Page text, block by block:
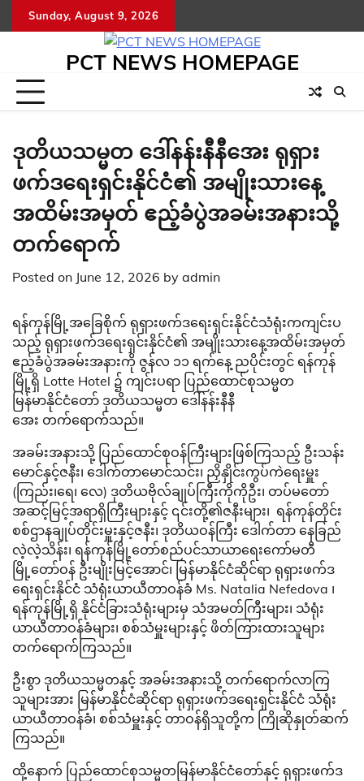
to
Sunday, August 9, 2026
PCT NEWS HOMEPAGE
ဒုတိယသမ္မတ ဒေါ်နန်းနီနီအေး ရုရှား
ဖက်ဒရေးရှင်းနိုင်ငံ၏ အမျိုးသားနေ့
အထိမ်းအမှတ် ဧည့်ခံပွဲအခမ်းအနားသို့
တက်ရောက်
Posted on June 12, 2026 by admin
ရန်ကုန်မြို့အခြေစိုက် ရုရှားဖက်ဒရေးရှင်းနိုင်ငံသံရုံးကကျင်းပ
သည့် ရုရှားဖက်ဒရေးရှင်းနိုင်ငံ၏ အမျိုးသားနေ့အထိမ်းအမှတ်
ဧည့်ခံပွဲအခမ်းအနားကို ဇွန်လ ၁၁ ရက်နေ့ ညပိုင်းတွင် ရန်ကုန်
မြို့ရှိ Lotte Hotel ၌ ကျင်းပရာ ပြည်ထောင်စုသမ္မတ
မြန်မာနိုင်ငံတော် ဒုတိယသမ္မတ ဒေါ်နန်းနီနီ
အေး တက်ရောက်သည်။
အခမ်းအနားသို့ ပြည်ထောင်စုဝန်ကြီးများဖြစ်ကြသည့် ဦးသန်း
မောင်နှင့်ဇနီး၊ ဒေါက်တာမောင်သင်း၊ ညှိနှိုင်းကွပ်ကဲရေးမှူး
(ကြည်း၊ရေ၊ လေ) ဒုတိယဗိုလ်ချုပ်ကြီးကိုကိုဦး၊ တပ်မတော်
အဆင့်မြင့်အရာရှိကြီးများနှင့် ၎င်းတို့၏ဇနီးများ၊ ရန်ကုန်တိုင်း
စစ်ဌာနချုပ်တိုင်းမှူးနှင့်ဇနီး၊ ဒုတိယဝန်ကြီး ဒေါက်တာ နေခြည်
လဲ့လဲ့သိန်း၊ ရန်ကုန်မြို့တော်စည်ပင်သာယာရေးကော်မတီ
မြို့တော်ဝန် ဦးမျိုးမြင့်အောင်၊ မြန်မာနိုင်ငံဆိုင်ရာ ရုရှားဖက်ဒ
ရေးရှင်းနိုင်ငံ သံရုံးယာယီတာဝန်ခံ Ms. Natalia Nefedova ၊
ရန်ကုန်မြို့ရှိ နိုင်ငံခြားသံရုံးများမှ သံအမတ်ကြီးများ၊ သံရုံး
ယာယီတာဝန်ခံများ၊ စစ်သံမှူးများနှင့် ဖိတ်ကြားထားသူများ
တက်ရောက်ကြသည်။
ဦးစွာ ဒုတိယသမ္မတနှင့် အခမ်းအနားသို့ တက်ရောက်လာကြ
သူများအား မြန်မာနိုင်ငံဆိုင်ရာ ရုရှားဖက်ဒရေးရှင်းနိုင်ငံ သံရုံး
ယာယီတာဝန်ခံ၊ စစ်သံမှူးနှင့် တာဝန်ရှိသူတို့က ကြိုဆိုနှုတ်ဆက်
ကြသည်။
ထို့နောက် ပြည်ထောင်စုသမ္မတမြန်မာနိုင်ငံတော်နှင့် ရုရှားဖက်ဒ